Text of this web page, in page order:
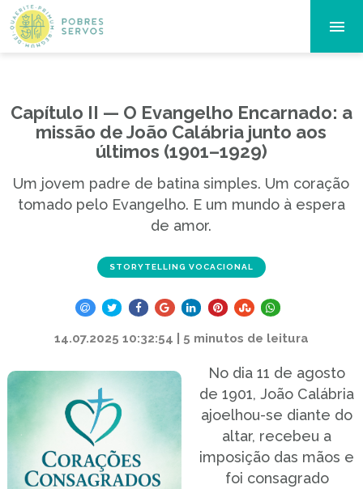
Capítulo II — O Evangelho Encarnado: a
missão de João Calábria junto aos
últimos (1901–1929)
Um jovem padre de batina simples. Um coração
tomado pelo Evangelho. E um mundo à espera
de amor.
STORYTELLING VOCACIONAL
14.07.2025 10:32:54 | 5 minutos de leitura
No dia 11 de agosto
de 1901, João Calábria
ajoelhou-se diante do
altar, recebeu a
imposição das mãos e
foi consagrado